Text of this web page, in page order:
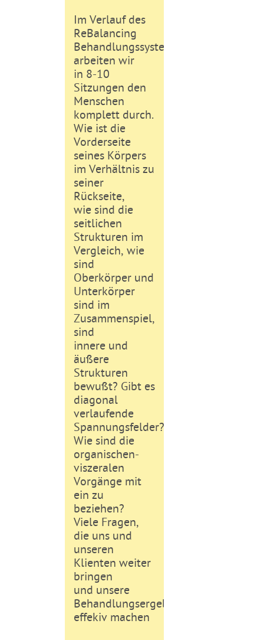
Im Verlauf des
ReBalancing
Behandlungssystems
arbeiten wir
in 8-10
Sitzungen den
Menschen
komplett durch.
Wie ist die
Vorderseite
seines Körpers
im Verhältnis zu
seiner
Rückseite,
wie sind die
seitlichen
Strukturen im
Vergleich, wie
sind
Oberkörper und
Unterkörper
sind im
Zusammenspiel,
sind
innere und
äußere
Strukturen
bewußt? Gibt es
diagonal
verlaufende
Spannungsfelder?
Wie sind die
organischen-
viszeralen
Vorgänge mit
ein zu
beziehen?
Viele Fragen,
die uns und
unseren
Klienten weiter
bringen
und unsere
Behandlungsergebnisse
effekiv machen